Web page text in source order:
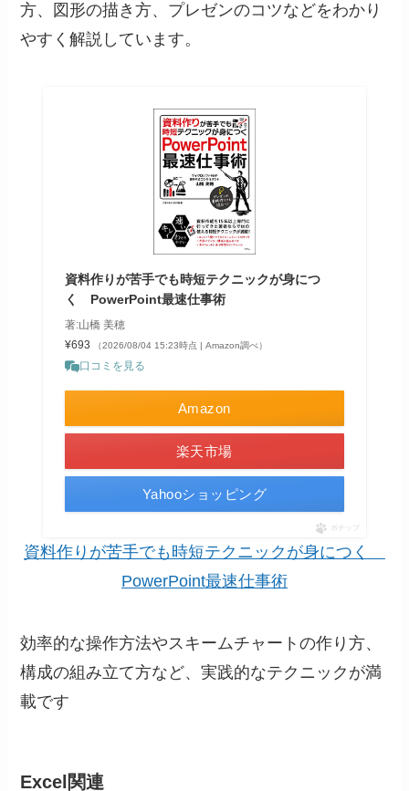
方、図形の描き方、プレゼンのコツなどをわかり
やすく解説しています。
資料作りが苦手でも時短テクニックが身につ
く PowerPoint最速仕事術
著:山橋 美穂
¥693
（2026/08/04 15:23時点 | Amazon調べ）
口コミを見る
Amazon
楽天市場
Yahooショッピング
ポチップ
資料作りが苦手でも時短テクニックが身につく
PowerPoint最速仕事術
効率的な操作方法やスキームチャートの作り方、
構成の組み立て方など、実践的なテクニックが満
載です
Excel関連